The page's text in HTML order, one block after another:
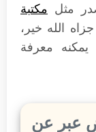
مثل مكتبة
الله خير،
معرفة
عبر عن